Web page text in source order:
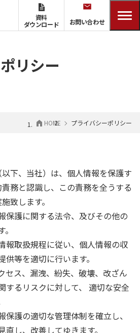
資料
ダウンロード
お問い合わせ
リシー
HOME プライバシーポリシー
下、当社）は、個人情報を保護す
務と認識し、この責務を全うする
致します。
保護に関する法令、及びその他の
報取扱規程に従い、個人情報の収
供等を適切に行います。
セス、漏洩、紛失、破壊、改ざん
するリスクに対して、 適切な安全
保護の適切な管理体制を確立し、
直し、改善してゆきます。